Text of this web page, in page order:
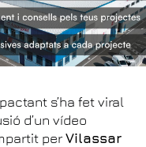
s’ha fet viral
d’un vídeo
per Vilassar